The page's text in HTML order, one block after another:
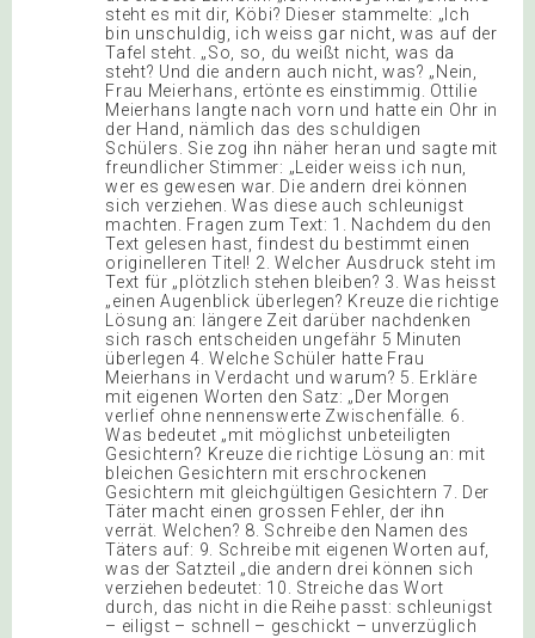
steht es mit dir, Köbi? Dieser stammelte: „Ich
bin unschuldig, ich weiss gar nicht, was auf der
Tafel steht. „So, so, du weißt nicht, was da
steht? Und die andern auch nicht, was? „Nein,
Frau Meierhans, ertönte es einstimmig. Ottilie
Meierhans langte nach vorn und hatte ein Ohr in
der Hand, nämlich das des schuldigen
Schülers. Sie zog ihn näher heran und sagte mit
freundlicher Stimmer: „Leider weiss ich nun,
wer es gewesen war. Die andern drei können
sich verziehen. Was diese auch schleunigst
machten. Fragen zum Text: 1. Nachdem du den
Text gelesen hast, findest du bestimmt einen
originelleren Titel! 2. Welcher Ausdruck steht im
Text für „plötzlich stehen bleiben? 3. Was heisst
„einen Augenblick überlegen? Kreuze die richtige
Lösung an: längere Zeit darüber nachdenken
sich rasch entscheiden ungefähr 5 Minuten
überlegen 4. Welche Schüler hatte Frau
Meierhans in Verdacht und warum? 5. Erkläre
mit eigenen Worten den Satz: „Der Morgen
verlief ohne nennenswerte Zwischenfälle. 6.
Was bedeutet „mit möglichst unbeteiligten
Gesichtern? Kreuze die richtige Lösung an: mit
bleichen Gesichtern mit erschrockenen
Gesichtern mit gleichgültigen Gesichtern 7. Der
Täter macht einen grossen Fehler, der ihn
verrät. Welchen? 8. Schreibe den Namen des
Täters auf: 9. Schreibe mit eigenen Worten auf,
was der Satzteil „die andern drei können sich
verziehen bedeutet: 10. Streiche das Wort
durch, das nicht in die Reihe passt: schleunigst
– eiligst – schnell – geschickt – unverzüglich